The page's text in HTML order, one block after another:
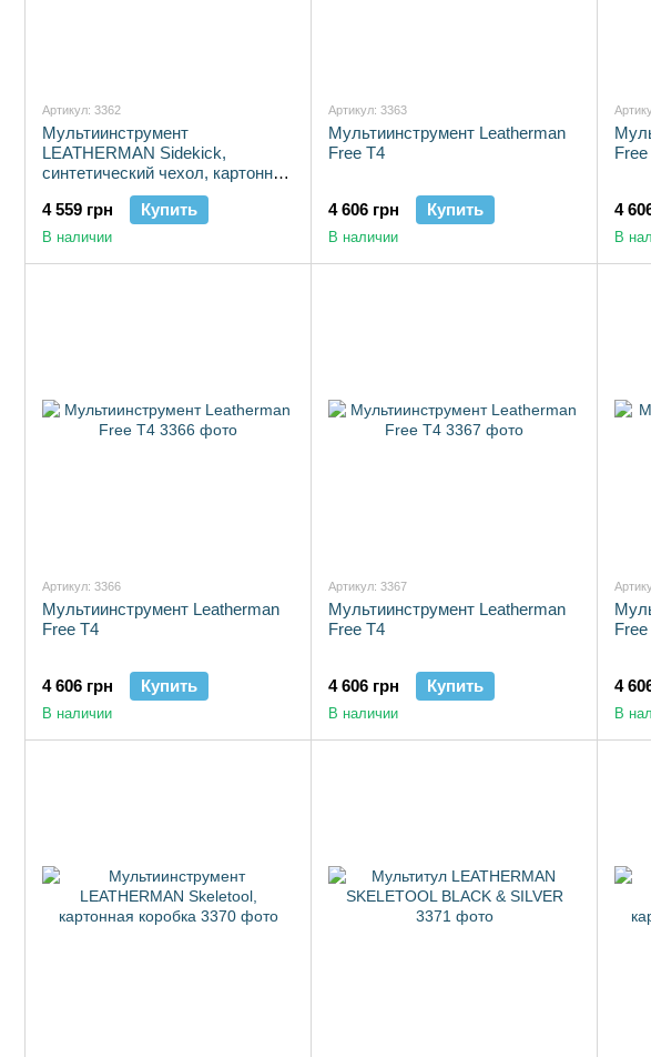
Артикул: 3362
Мультиинструмент
LEATHERMAN Sidekick,
синтетический чехол, картонная
4 559 грн
Купить
В наличии
Артикул: 3363
Мультиинструмент Leatherman
Free T4
4 606 грн Купить
В наличии
4
В
Артикул: 3366
Мультиинструмент Leatherman
Free T4
4 606 грн Купить
В наличии
Артикул: 3367
Мультиинструмент Leatherman
Free T4
4 606 грн Купить
В наличии
4
В